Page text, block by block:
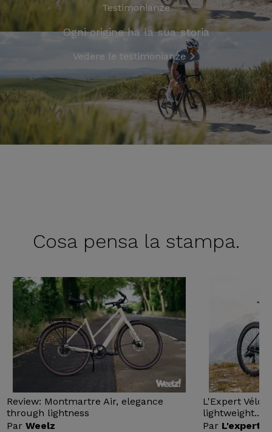
Testimonianze
Ogni origine ha la sua storia
Vedere le testimonianze
Cosa pensala stampa.
Review: Montmartre Air, elegance
through lightness
ParWeelz
L'Expert Vélo
lightweight...
Par L'expert